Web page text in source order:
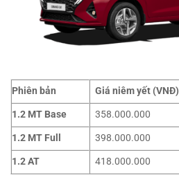
Phiên bản Giá niêm yết (VNĐ)
1.2 MT Base
358.000.000
1.2 MT Full
398.000.000
1.2 AT
418.000.000